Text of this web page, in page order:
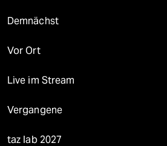
Demnächst
Vor Ort
Live im Stream
Vergangene
taz lab 2027